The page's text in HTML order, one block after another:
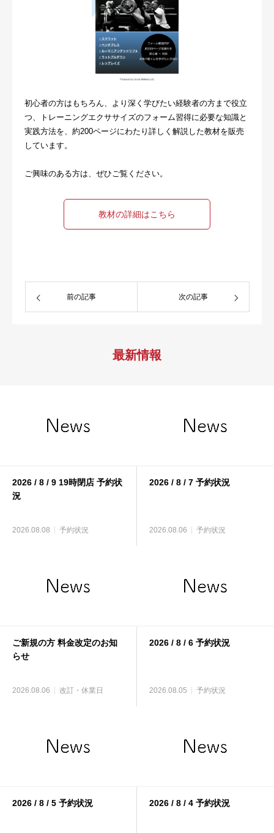
初心者の方はもちろん、より深く学びたい経験者の方まで役立
つ、トレーニングエクササイズのフォーム習得に必要な知識と
実践方法を、約200ページにわたり詳しく解説した教材を販売
しています。
ご興味のある方は、ぜひご覧ください。
教材の詳細はこちら
前の記事 次の記事
最新情報
2026 / 8 / 9 19時閉店 予約状
況
2026.08.08 予約状況
2026 / 8 / 7 予約状況
2026.08.06 予約状況
ご新規の方 料金改定のお知
らせ
2026.08.06 改訂・休業日
2026 / 8 / 6 予約状況
2026.08.05 予約状況
2026 / 8 / 5 予約状況 2026 / 8 / 4 予約状況